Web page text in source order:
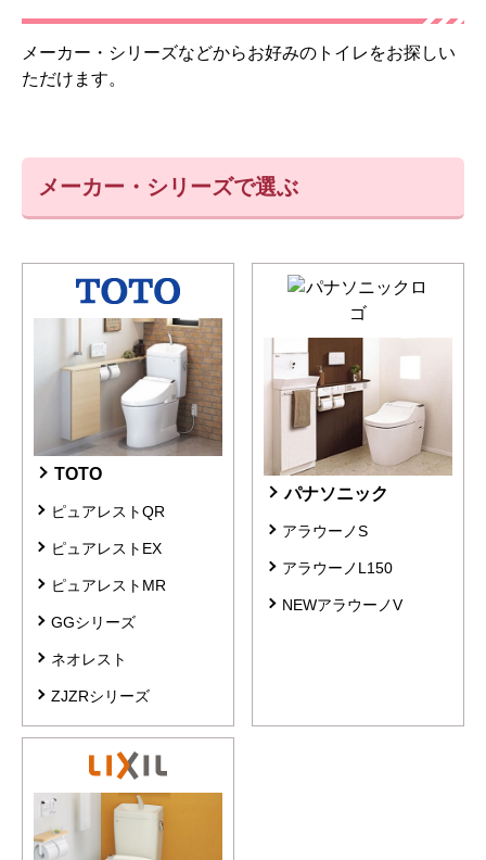
メーカー・シリーズなどからお好みのトイレをお探しい
ただけます。
メーカー・シリーズで選ぶ
TOTO
ピュアレストQR
ピュアレストEX
ピュアレストMR
GGシリーズ
ネオレスト
ZJZRシリーズ
パナソニック
アラウーノS
アラウーノL150
NEWアラウーノV